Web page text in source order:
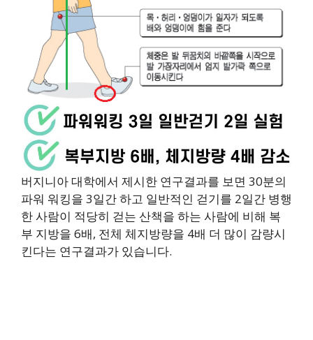
버지니아 대학에서 제시한 연구결과를 보면 30분의
파워 워킹을 3일간 하고 일반적인 걷기를 2일간 병행
한 사람이 적당히 걷는 산책을 하는 사람에 비해 복
부 지방을 6배, 전체 체지방량을 4배 더 많이 감량시
킨다는 연구결과가 있습니다.